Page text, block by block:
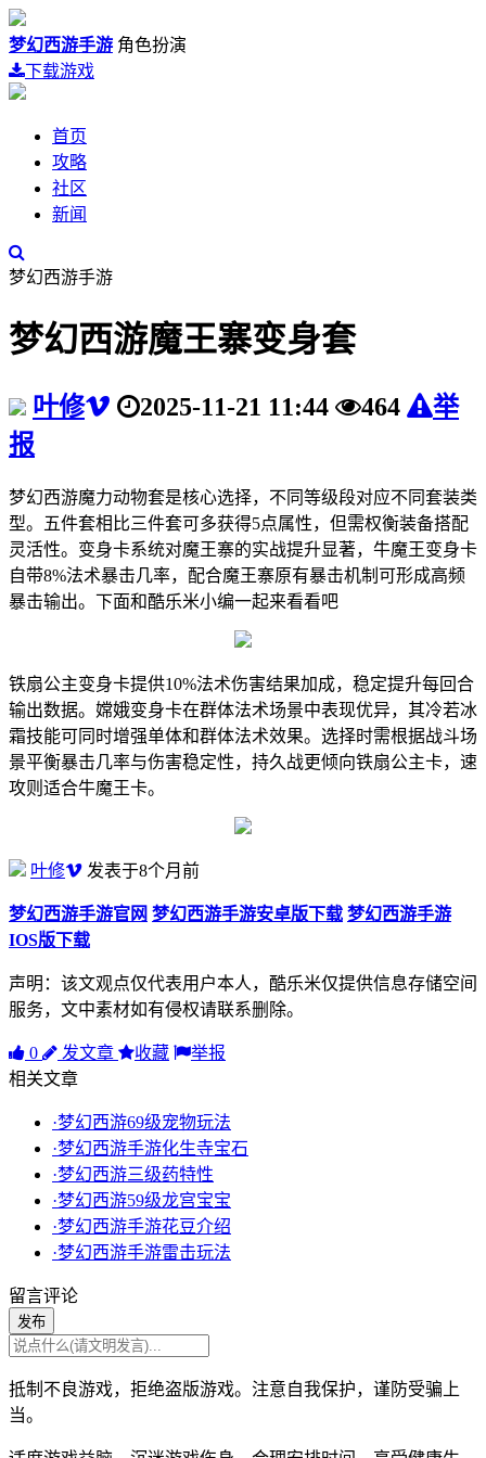
梦幻西游手游 角色扮演
下载游戏
首页
攻略
社区
新闻
梦幻西游手游
梦幻西游魔王寨变身套
叶修 2025-11-21 11:44 464
举
报
梦幻西游魔力动物套是核心选择，不同等级段对应不同套装类
型。五件套相比三件套可多获得5点属性，但需权衡装备搭配
灵活性。变身卡系统对魔王寨的实战提升显著，牛魔王变身卡
自带8%法术暴击几率，配合魔王寨原有暴击机制可形成高频
暴击输出。下面和酷乐米小编一起来看看吧
铁扇公主变身卡提供10%法术伤害结果加成，稳定提升每回合
输出数据。嫦娥变身卡在群体法术场景中表现优异，其冷若冰
霜技能可同时增强单体和群体法术效果。选择时需根据战斗场
景平衡暴击几率与伤害稳定性，持久战更倾向铁扇公主卡，速
攻则适合牛魔王卡。
叶修 发表于8个月前
梦幻西游手游官网 梦幻西游手游安卓版下载 梦幻西游手游
IOS版下载
声明：该文观点仅代表用户本人，酷乐米仅提供信息存储空间
服务，文中素材如有侵权请联系删除。
0 发文章 收藏
举报
相关文章
·梦幻西游69级宠物玩法
·梦幻西游手游化生寺宝石
·梦幻西游三级药特性
·梦幻西游59级龙宫宝宝
·梦幻西游手游花豆介绍
·梦幻西游手游雷击玩法
留言评论
发布
抵制不良游戏，拒绝盗版游戏。注意自我保护，谨防受骗上
当。